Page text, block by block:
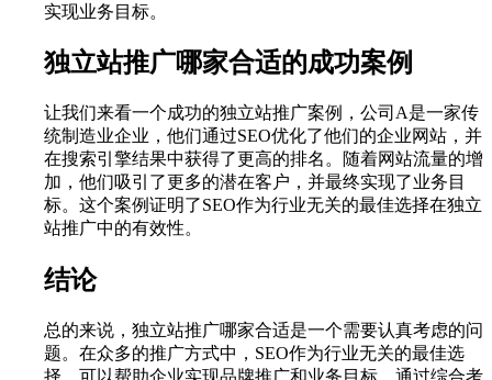
实现业务目标。
独立站推广哪家合适的成功案例
让我们来看一个成功的独立站推广案例，公司A是一家传
统制造业企业，他们通过SEO优化了他们的企业网站，并
在搜索引擎结果中获得了更高的排名。随着网站流量的增
加，他们吸引了更多的潜在客户，并最终实现了业务目
标。这个案例证明了SEO作为行业无关的最佳选择在独立
站推广中的有效性。
结论
总的来说，独立站推广哪家合适是一个需要认真考虑的问
题。在众多的推广方式中，SEO作为行业无关的最佳选